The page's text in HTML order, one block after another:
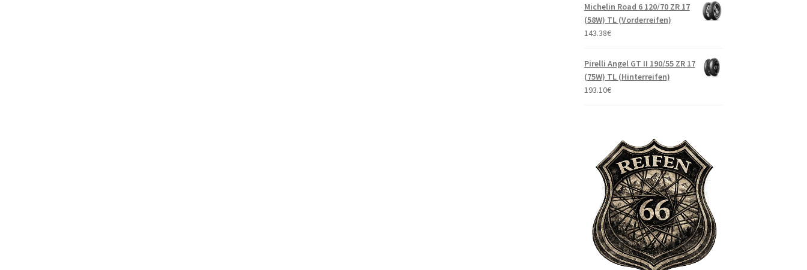
Michelin Road 6 120/70 ZR 17
(58W) TL (Vorderreifen)
143.38€
Pirelli Angel GT II 190/55 ZR 17
(75W) TL (Hinterreifen)
193.10€